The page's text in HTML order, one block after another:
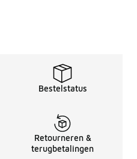
Bestelstatus
Retourneren &
terugbetalingen